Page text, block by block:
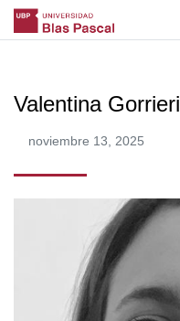
Valentina Gorrieri
noviembre 13, 2025